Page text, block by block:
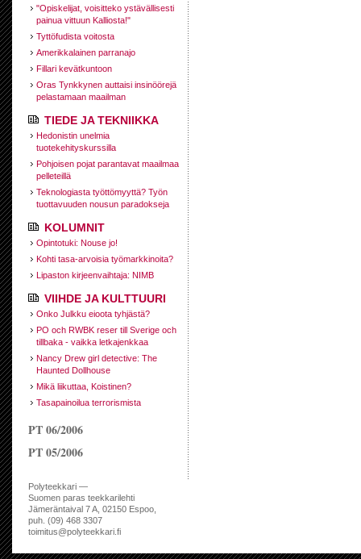
"Opiskelijat, voisitteko ystävällisesti
painua vittuun Kalliosta!"
Tyttöfudista voitosta
Amerikkalainen parranajo
Fillari kevätkuntoon
Oras Tynkkynen auttaisi insinöörejä
pelastamaan maailman
TIEDE JA TEKNIIKKA
Hedonistin unelmia
tuotekehityskurssilla
Pohjoisen pojat parantavat maailmaa
pelleteillä
Teknologiasta työttömyyttä? Työn
tuottavuuden nousun paradokseja
KOLUMNIT
Opintotuki: Nouse jo!
Kohti tasa-arvoisia työmarkkinoita?
Lipaston kirjeenvaihtaja: NIMB
VIIHDE JA KULTTUURI
Onko Julkku eioota tyhjästä?
PO och RWBK reser till Sverige och
tillbaka - vaikka letkajenkkaa
Nancy Drew girl detective: The
Haunted Dollhouse
Mikä liikuttaa, Koistinen?
Tasapainoilua terrorismista
PT 06/2006
PT 05/2006
Polyteekkari —
Suomen paras teekkarilehti
Jämeräntaival 7 A, 02150 Espoo,
puh. (09) 468 3307
toimitus@polyteekkari.fi